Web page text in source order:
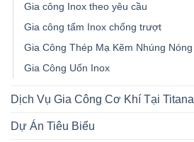
Gia công Inox theo yêu cầu
Gia công tấm Inox chống trượt
Gia Công Thép Mạ Kẽm Nhúng Nóng
Gia Công Uốn Inox
Dịch Vụ Gia Công Cơ Khí Tại Titana
Dự Án Tiêu Biểu